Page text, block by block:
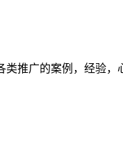
推广的案例，经验，